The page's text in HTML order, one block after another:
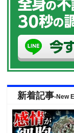
新着記事-New